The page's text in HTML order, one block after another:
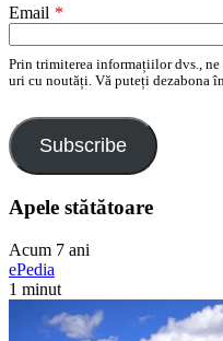
Email *
Prin trimiterea informațiilor dvs.,
uri cu noutăți. Vă puteți dezabona
Subscribe
Apele stătătoare
Acum 7 ani
ePedia
1 minut